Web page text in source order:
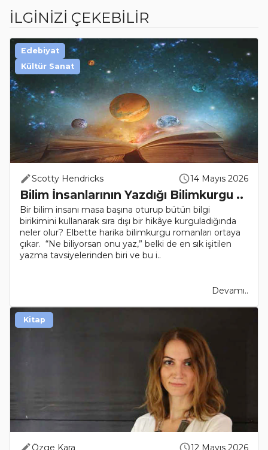
İLGİNİZİ ÇEKEBİLİR
Scotty Hendricks 14 Mayıs 2026
Bilim İnsanlarının Yazdığı Bilimkurgu ..
Bir bilim insanı masa başına oturup bütün bilgi
birikimini kullanarak sıra dışı bir hikâye kurguladığında
neler olur? Elbette harika bilimkurgu romanları ortaya
çıkar. “Ne biliyorsan onu yaz,” belki de en sık işitilen
yazma tavsiyelerinden biri ve bu i..
Devamı..
Edebiyat
Kültür Sanat
Özge Kara 12 Mayıs 2026
Kitap